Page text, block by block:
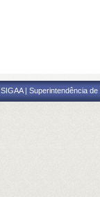
SIGAA | Superintendência